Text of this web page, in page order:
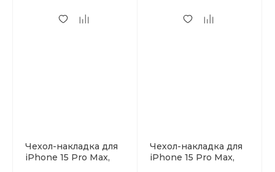
Чехол-накладка для
iPhone 15 Pro Max,
Чехол-накладка для
iPhone 15 Pro Max,